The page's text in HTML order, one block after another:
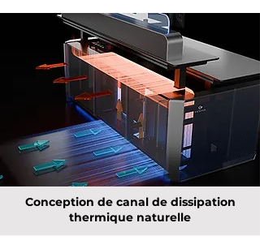
Conception de canal de dissipation
thermique naturelle